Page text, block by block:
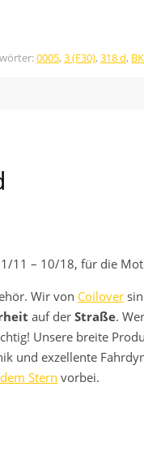
0005, 3 (F30), 318 d,
11 – 10/18, für die
Wir von Coilover
auf der Straße.
Unsere breite
und exzellente
Stern vorbei.